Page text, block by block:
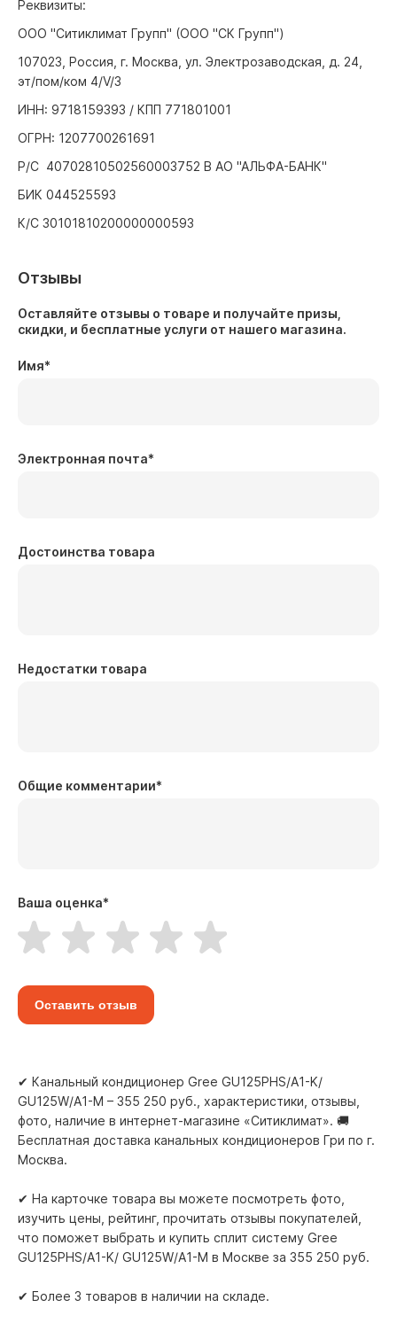
Реквизиты:
ООО "Ситиклимат Групп" (ООО "СК Групп")
107023, Россия, г. Москва, ул. Электрозаводская, д. 24,
эт/пом/ком 4/V/3
ИНН: 9718159393 / КПП 771801001
ОГРН: 1207700261691
Р/С 40702810502560003752 В АО "АЛЬФА-БАНК"
БИК 044525593
К/С 30101810200000000593
Отзывы
Оставляйте отзывы о товаре и получайте призы,
скидки, и бесплатные услуги от нашего магазина.
Имя*
Электронная почта*
Достоинства товара
Недостатки товара
Общие комментарии*
Ваша оценка*
Оставить отзыв
✔ Канальный кондиционер Gree GU125PHS/A1-K/
GU125W/A1-M – 355 250 руб., характеристики, отзывы,
фото, наличие в интернет-магазине «Ситиклимат». 🚚
Бесплатная доставка канальных кондиционеров Гри по г.
Москва.
✔ На карточке товара вы можете посмотреть фото,
изучить цены, рейтинг, прочитать отзывы покупателей,
что поможет выбрать и купить сплит систему Gree
GU125PHS/A1-K/ GU125W/A1-M в Москве за 355 250 pуб.
✔ Более 3 товаров в наличии на складе.